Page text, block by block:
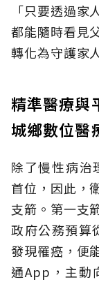
「只要透過
都能隨時看見
轉化為守護家
精準醫療與
城鄉數位醫
除了慢性病治
首位，因此，
支箭。第一支
政府公務預算
發現罹癌，便
通App，主動